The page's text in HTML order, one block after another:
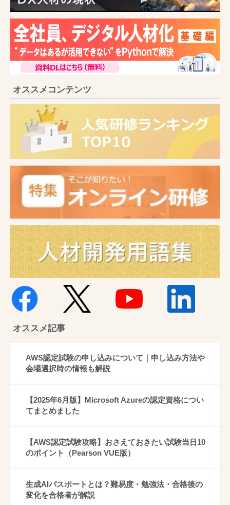
オススメコンテンツ
オススメ記事
AWS認定試験の申し込みについて｜申し込み方法や
会場選択時の情報も解説
【2025年6月版】Microsoft Azureの認定資格につい
てまとめました
【AWS認定試験攻略】おさえておきたい試験当日10
のポイント（Pearson VUE版）
生成AIパスポートとは？難易度・勉強法・合格後の
変化を合格者が解説